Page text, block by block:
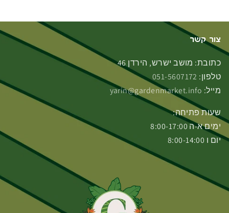
צור קשר
כתובת: מושב ישרש, הירדן 46
טלפון: 051-5607172
מייל: yarin@gardenmarket.info
שעות פתיחה:
ימים א-ה 8:00-17:00
יום ו 8:00-14:00